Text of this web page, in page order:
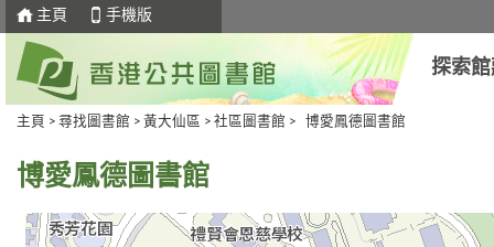
主頁 手機版
探索
主頁 > 尋找圖書館 > 黃大仙區 > 社區圖書館 > 博愛鳳德圖書館
博愛鳳德圖書館